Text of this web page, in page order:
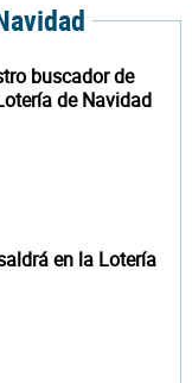
buscador de
de Navidad
en la Lotería